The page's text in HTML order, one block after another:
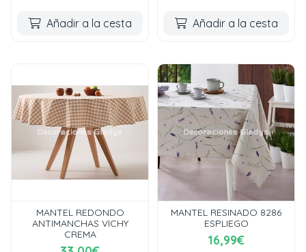
Añadir a la cesta Añadir a la cesta
MANTEL REDONDO
ANTIMANCHAS VICHY
CREMA
MANTEL RESINADO 8286
ESPLIEGO
16,99€